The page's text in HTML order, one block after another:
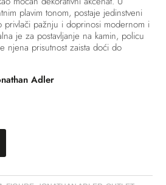
plavim tonom, postaje jedinstveni
privlači pažnju i doprinosi modernom i
je za postavljanje na kamin, policu
njena prisutnost zaista doći do
Adler